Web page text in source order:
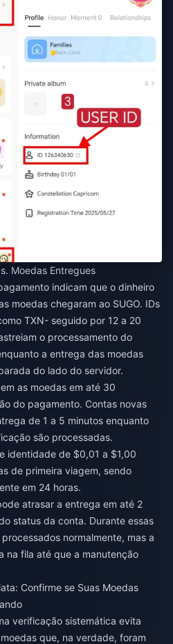
Moedas Entregues
indicam que o dinheiro
moedas chegaram ao SUGO. IDs
TXN- seguido por 12 a 20
o processamento do
a entrega das moedas
do lado do servidor.
as moedas em até 30
do pagamento. Contas novas
de 1 a 5 minutos enquanto
são processadas.
identidade de $0,01 a $1,00
de primeira viagem, sendo
em 24 horas.
atrasar a entrega em até 2
status da conta. Durante essas
normalmente, mas a
na fila até que a manutenção
Confirme se Suas Moedas
verificação sistemática evita
que, na verdade, foram